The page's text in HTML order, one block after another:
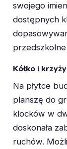
swojego
dostępnych
Kółko i
Na płytce
planszę do
klocków w
doskonała
ruchów.